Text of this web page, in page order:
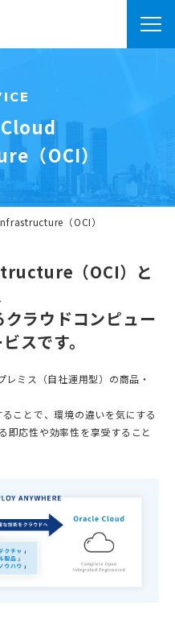
（OCI）
（OCI）
（OCI）と
ラウドコンピュー
スです。
ミス（自社運用型）の商品・
ことで、環境の違いを気にする
即応性や効率性を享受すること